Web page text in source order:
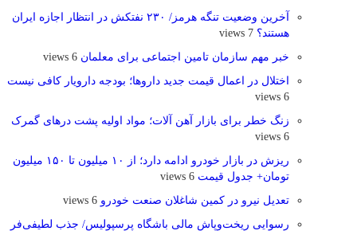
آخرین وضعیت تنگه هرمز/ ۲۳۰ نفتکش در انتظار اجازه ایران
هستند؟ 7 views
خبر مهم سازمان تامین اجتماعی برای معلمان 6 views
اختلال در اعمال قیمت‌ جدید داروها؛ بودجه دارویار کافی نیست
6 views
زنگ خطر برای بازار آهن آلات؛ مواد اولیه پشت درهای گمرک
6 views
ریزش در بازار خودرو ادامه دارد؛ از ۱۰ میلیون تا ۱۵۰ میلیون
تومان+ جدول قیمت 6 views
تعدیل نیرو در کمین شاغلان صنعت خودرو 6 views
رسوایی ریخت‌وپاش مالی باشگاه پرسپولیس/ جذب لطیفی‌فر